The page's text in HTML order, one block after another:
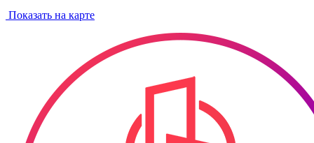
Показать на карте